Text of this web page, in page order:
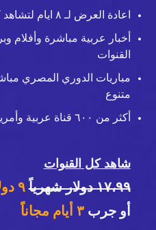
اعادة العرض لـ ٨ ايام لتشاهد كل ما فاتك
أخبار عربية مباشرة وأفلام
القنوات
مباريات الدوري المصري
متنوع
أكثر من ٦٠٠ قناة عربية وأمريكية مجانية
شاهد كل القنوات
١٧،٩٩ دولار شهرياً
٩ دولار للشهر الأول
أو جرب٣ أيام مجاناً